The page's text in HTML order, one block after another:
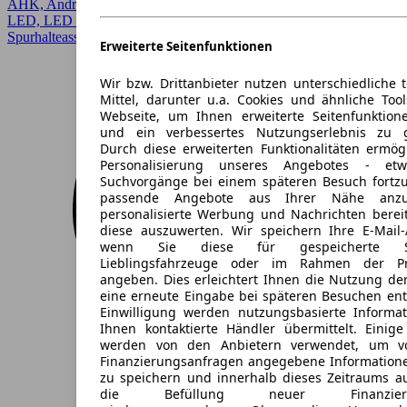
AHK, Android Auto, App-Connect, Garantie, Head-up display,
LED, LED Scheinwerfer, Lichtsensor, Regensensor,
Spurhalteassistent, Verkehrszeichenerkennung
Erweiterte Seitenfunktionen
Wir bzw. Drittanbieter nutzen unterschiedliche
Mittel, darunter u.a. Cookies und ähnliche
Webseite, um Ihnen erweiterte
und ein verbessertes Nutzungserlebnis zu
Durch diese erweiterten Funktionalitäten
Personalisierung unseres Angebotes -
Suchvorgänge bei einem späteren Besuch
passende Angebote aus Ihrer Nähe
personalisierte Werbung und Nachrichten
diese auszuwerten. Wir speichern Ihre E-Mail-
wenn Sie diese für gespeicherte
Lieblingsfahrzeuge oder im Rahmen der
angeben. Dies erleichtert Ihnen die Nutzung
eine erneute Eingabe bei späteren Besuchen
Einwilligung werden nutzungsbasierte
Ihnen kontaktierte Händler übermittelt. Einige
werden von den Anbietern verwendet, um
Finanzierungsanfragen angegebene
zu speichern und innerhalb dieses Zeitraums
die Befüllung neuer